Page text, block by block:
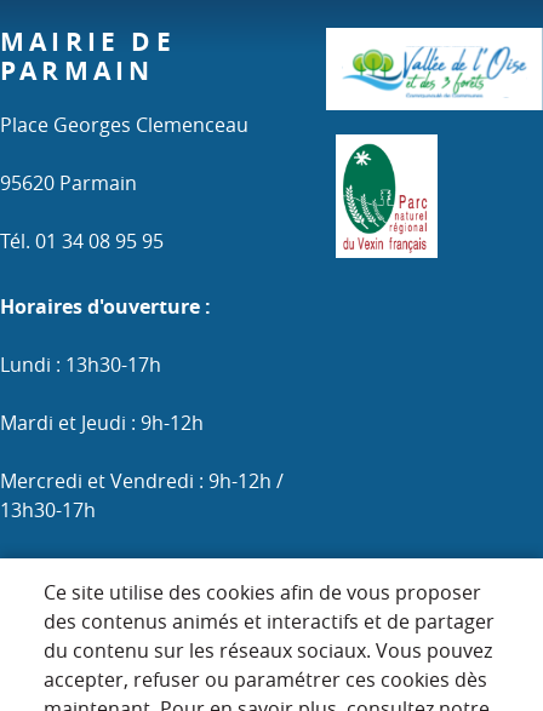
Ce site utilise des cookies afin de vous proposer
des contenus animés et interactifs et de partager
du contenu sur les réseaux sociaux. Vous pouvez
accepter, refuser ou paramétrer ces cookies dès
MAIRIE DE
PARMAIN
Place Georges Clemenceau
95620 Parmain
Tél. 01 34 08 95 95
Horaires d'ouverture :
Lundi : 13h30-17h
Mardi et Jeudi : 9h-12h
Mercredi et Vendredi : 9h-12h /
13h30-17h
Menu
ACCUEIL